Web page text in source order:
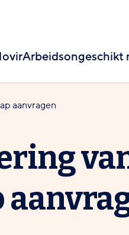
Arbeidsongeschikt
aanvragen